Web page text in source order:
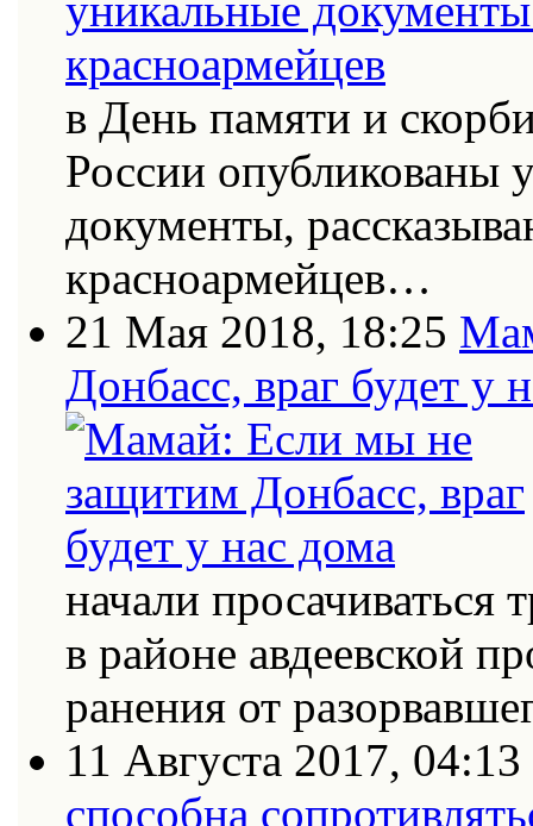
в День памяти и
России опубликованы
документы,
красноармейцев…
21 Мая 2018, 18:25
Донбасс, враг будет у
начали
в районе авдеевской
ранения от
11 Августа 2017, 04:13
способна